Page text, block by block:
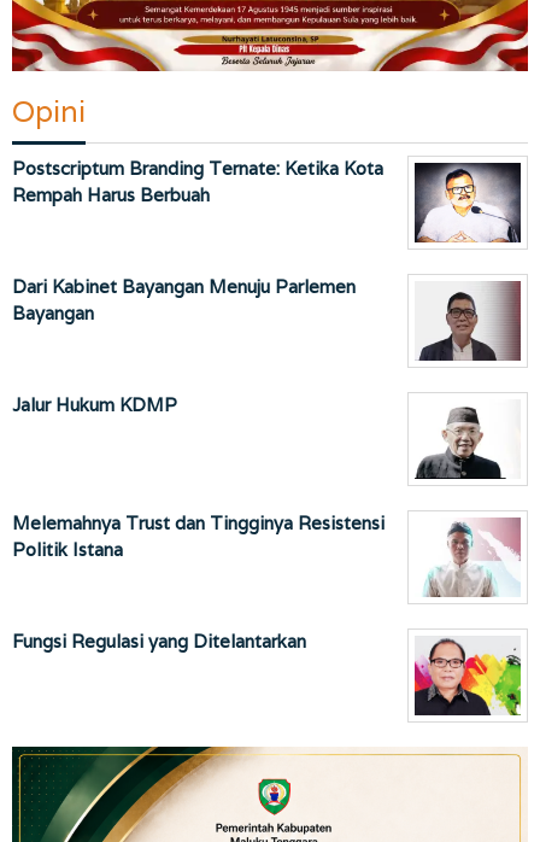
Opini
Postscriptum Branding Ternate: Ketika Kota
Rempah Harus Berbuah
Dari Kabinet Bayangan Menuju Parlemen
Bayangan
Jalur Hukum KDMP
Melemahnya Trust dan Tingginya Resistensi
Politik Istana
Fungsi Regulasi yang Ditelantarkan